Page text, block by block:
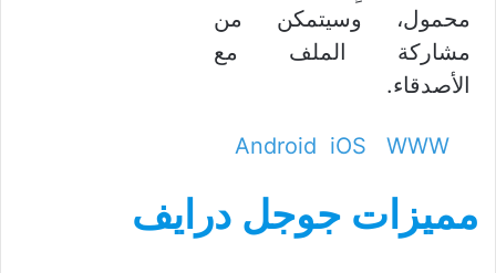
محمول، وسيتمكن من
مشاركة الملف مع
الأصدقاء.
Android iOS WWW
مميزات جوجل درايف